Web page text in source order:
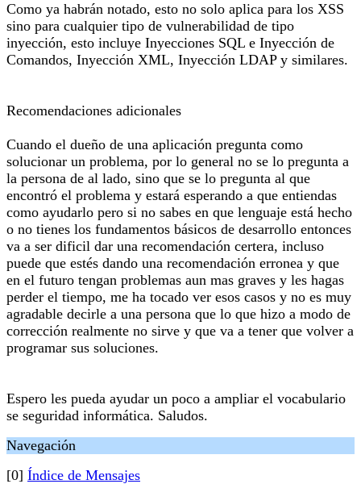
Como ya habrán notado, esto no solo aplica para los XSS
sino para cualquier tipo de vulnerabilidad de tipo
inyección, esto incluye Inyecciones SQL e Inyección de
Comandos, Inyección XML, Inyección LDAP y similares.
Recomendaciones adicionales
Cuando el dueño de una aplicación pregunta como
solucionar un problema, por lo general no se lo pregunta a
la persona de al lado, sino que se lo pregunta al que
encontró el problema y estará esperando a que entiendas
como ayudarlo pero si no sabes en que lenguaje está hecho
o no tienes los fundamentos básicos de desarrollo entonces
va a ser dificil dar una recomendación certera, incluso
puede que estés dando una recomendación erronea y que
en el futuro tengan problemas aun mas graves y les hagas
perder el tiempo, me ha tocado ver esos casos y no es muy
agradable decirle a una persona que lo que hizo a modo de
corrección realmente no sirve y que va a tener que volver a
programar sus soluciones.
Espero les pueda ayudar un poco a ampliar el vocabulario
se seguridad informática. Saludos.
Navegación
[0] Índice de Mensajes